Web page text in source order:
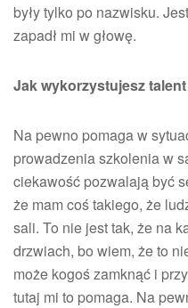
były tylko po nazwisku.
zapadł mi w głowę.
Jak wykorzystujesz
Na pewno pomaga w
prowadzenia szkolenia w
ciekawość pozwalają być
że mam coś takiego, że
sali. To nie jest tak, że na
drzwiach, bo wiem, że to
może kogoś zamknąć i
tutaj mi to pomaga. Na